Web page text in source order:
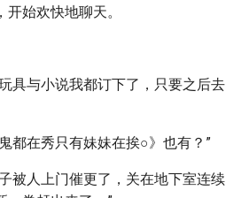
始欢快地聊天。
具与小说我都订下了，只要之后去
都在秀只有妹妹在挨○》也有？”
被人上门催更了，关在地下室连续